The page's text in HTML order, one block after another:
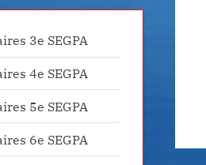
Jour 4 – Suite et fin du projet
artistique
3e SEGPA
4e SEGPA
5e SEGPA
6e SEGPA